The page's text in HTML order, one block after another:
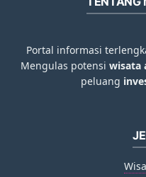
Portal informasi
Mengulas potensi wisata
peluang